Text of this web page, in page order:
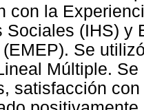
con la
Sociales (IHS) y
Se
Múltiple.
satisfacción